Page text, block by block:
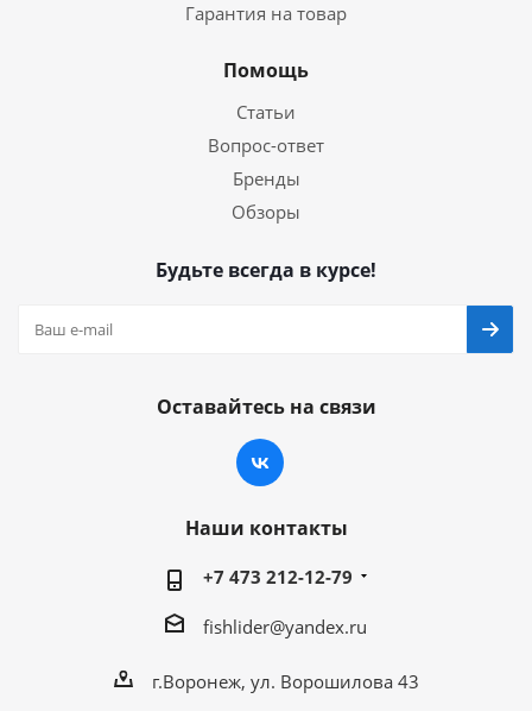
Гарантия на товар
Помощь
Статьи
Вопрос-ответ
Бренды
Обзоры
Будьте всегда в курсе!
Оставайтесь на связи
Наши контакты
+7 473 212-12-79
fishlider@yandex.ru
г.Воронеж, ул. Ворошилова 43